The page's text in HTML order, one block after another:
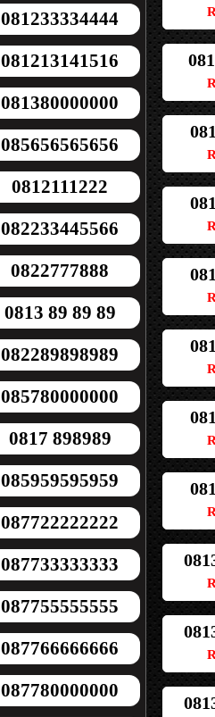
081233334444
081213141516
081380000000
085656565656
0812111222
082233445566
0822777888
0813 89 89 89
082289898989
085780000000
0817 898989
085959595959
087722222222
087733333333
087755555555
087766666666
087780000000